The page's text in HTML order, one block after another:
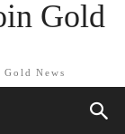
Gold
News